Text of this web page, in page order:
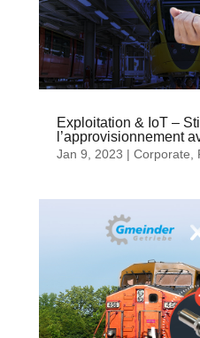
Exploitation & IoT –
l’approvisionnement
Jan 9, 2023 | Corporate,